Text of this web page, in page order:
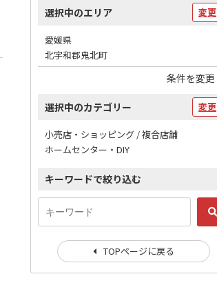
選択中のエリア 変更
愛媛県
北宇和郡鬼北町
条件を変更
選択中のカテゴリー 変更
小売店・ショッピング / 複合店舗
ホームセンター・DIY
キーワードで絞り込む
TOPページに戻る